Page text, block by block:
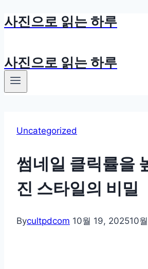
Skip
사진으로 읽는 하루
사진으로 읽는 하루
Uncategorized
썸네일 클릭률을
진 스타일의 비밀
Bycultpdcom 10월 19, 202510